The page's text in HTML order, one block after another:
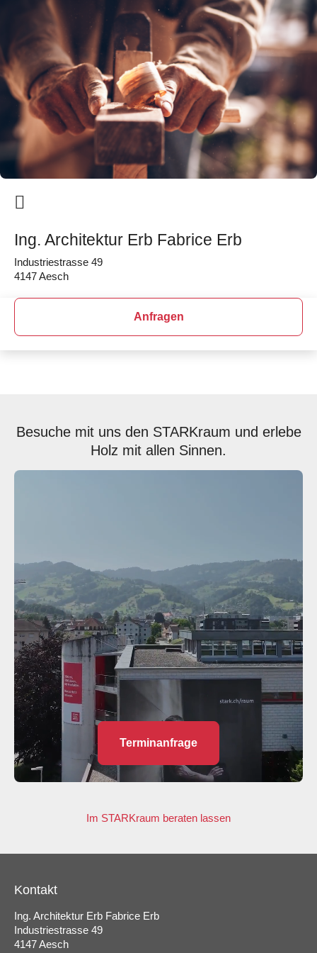
Ing. Architektur Erb Fabrice Erb
Industriestrasse 49
4147 Aesch
Anfragen
Besuche mit uns den STARKraum und erlebe
Holz mit allen Sinnen.
Terminanfrage
Im STARKraum beraten lassen
Kontakt
Ing. Architektur Erb Fabrice Erb
Industriestrasse 49
4147 Aesch